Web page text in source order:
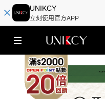
UNIKCY
立刻使用官方APP